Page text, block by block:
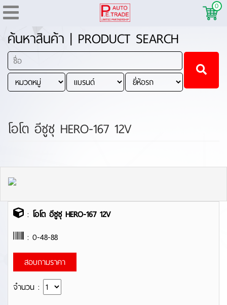
0
ค้นหาสินค้า | PRODUCT SEARCH
โอโต อีซูซุ HERO-167 12V
: โอโต อีซูซุ HERO-167 12V
: 0-48-88
สอบถามราคา
จำนวน :